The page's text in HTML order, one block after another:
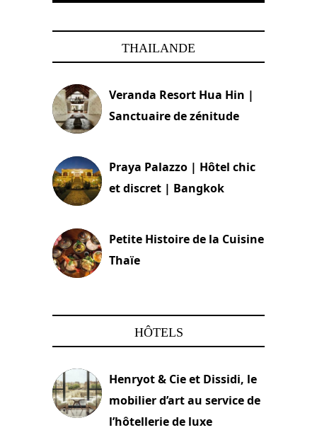
THAILANDE
Veranda Resort Hua Hin |
Sanctuaire de zénitude
Praya Palazzo | Hôtel chic
et discret | Bangkok
Petite Histoire de la Cuisine
Thaïe
HÔTELS
Henryot & Cie et Dissidi, le
mobilier d’art au service de
l’hôtellerie de luxe